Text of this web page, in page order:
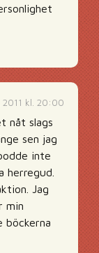
2011 kl. 20:00
nåt slags
sen jag
inte
herregud.
Jag
min
böckerna